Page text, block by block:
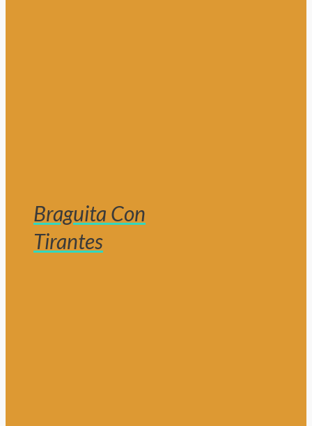
Braguita Con
Tirantes